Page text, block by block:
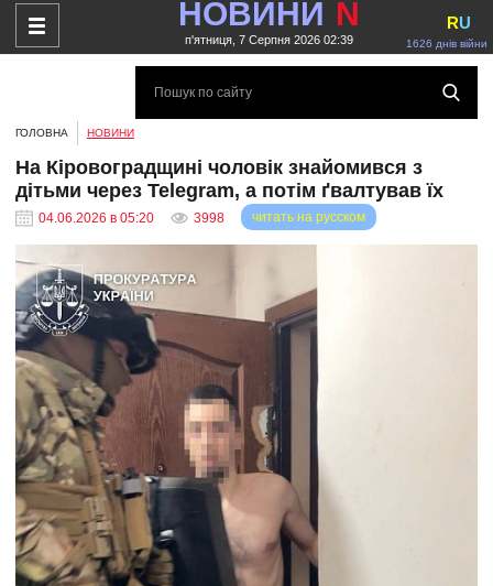
НОВИНИ N
п'ятниця, 7 Серпня 2026 02:39 1626 днів війни
RU
ГОЛОВНА НОВИНИ
На Кіровоградщині чоловік знайомився з
дітьми через Telegram, а потім ґвалтував їх
04.06.2026 в 05:20 3998 читать на русском